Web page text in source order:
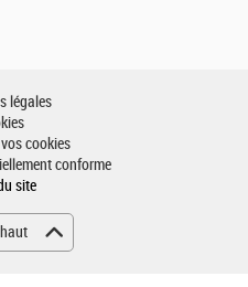
légales
cookies
conforme
site